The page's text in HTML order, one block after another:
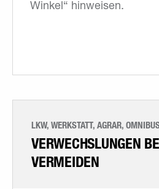
Winkel“ hinweisen.
LKW, WERKSTATT, AGRAR,
VERWECHSLUNGEN
VERMEIDEN